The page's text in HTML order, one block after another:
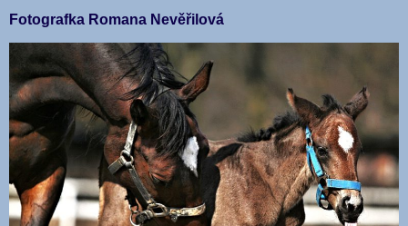
Fotografka Romana Nevěřilová